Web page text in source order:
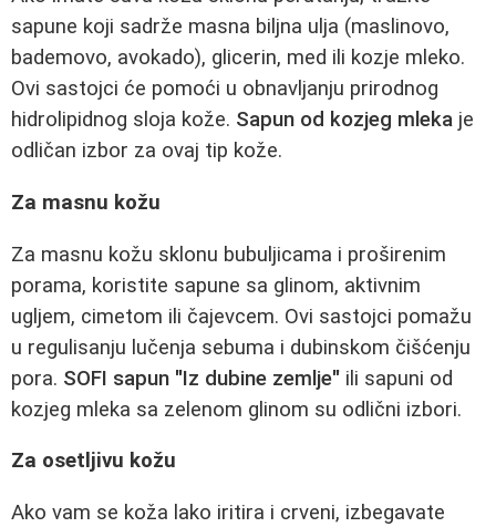
sapune koji sadrže masna biljna ulja (maslinovo,
bademovo, avokado), glicerin, med ili kozje mleko.
Ovi sastojci će pomoći u obnavljanju prirodnog
hidrolipidnog sloja kože. Sapun od kozjeg mleka je
odličan izbor za ovaj tip kože.
Za masnu kožu
Za masnu kožu sklonu bubuljicama i proširenim
porama, koristite sapune sa glinom, aktivnim
ugljem, cimetom ili čajevcem. Ovi sastojci pomažu
u regulisanju lučenja sebuma i dubinskom čišćenju
pora. SOFI sapun "Iz dubine zemlje" ili sapuni od
kozjeg mleka sa zelenom glinom su odlični izbori.
Za osetljivu kožu
Ako vam se koža lako iritira i crveni, izbegavate